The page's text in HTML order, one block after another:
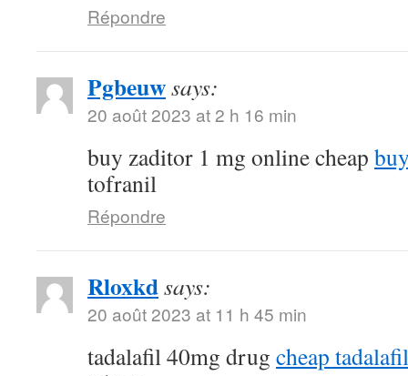
Répondre
Pgbeuwsays:
20 août 2023 at 2 h 16 min
buy zaditor 1 mg online cheap
tofranil
Répondre
Rloxkdsays:
20 août 2023 at 11 h 45 min
tadalafil 40mg drug cheap